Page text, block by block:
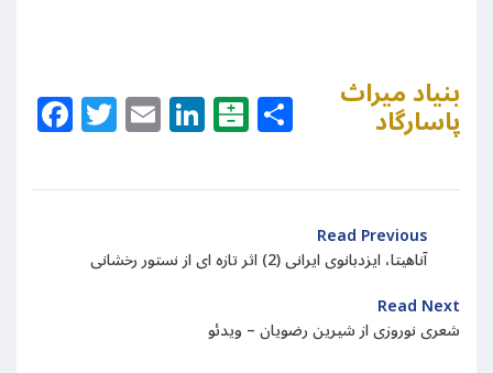
Facebook
Twitter
EmailLinkedIn
Balatarin
Share
بنیاد میراث
پاسارگاد
Read Previous
آناهیتا، ایزدبانوی ایرانی (2) اثر تازه ای از نستور رخشانی
Read Next
شعری نوروزی از شیرین رضویان – ویدئو